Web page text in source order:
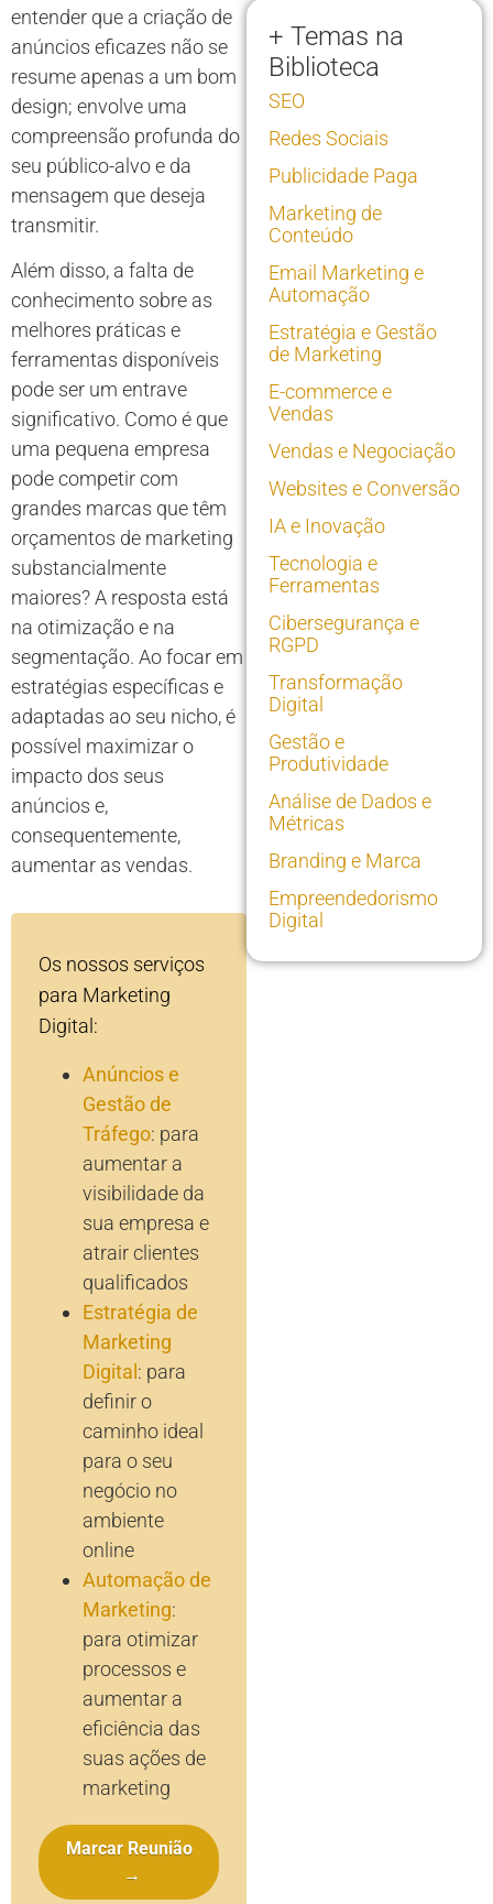
entender que a criação de
anúncios eficazes não se
resume apenas a um bom
design; envolve uma
compreensão profunda do
seu público-alvo e da
mensagem que deseja
transmitir.
Além disso, a falta de
conhecimento sobre as
melhores práticas e
ferramentas disponíveis
pode ser um entrave
significativo. Como é que
uma pequena empresa
pode competir com
grandes marcas que têm
orçamentos de marketing
substancialmente
maiores? A resposta está
na otimização e na
segmentação. Ao focar em
estratégias específicas e
adaptadas ao seu nicho, é
possível maximizar o
impacto dos seus
anúncios e,
consequentemente,
aumentar as vendas.
Os nossos serviços
para Marketing
Digital:
Anúncios e
Gestão de
Tráfego: para
aumentar a
visibilidade da
sua empresa e
atrair clientes
qualificados
Estratégia de
Marketing
Digital : para
definir o
caminho ideal
para o seu
negócio no
ambiente
online
Automação de
Marketing:
para otimizar
processos e
aumentar a
eficiência das
suas ações de
marketing
Marcar Reunião
→
+ Temas na
Biblioteca
SEO
Redes Sociais
Publicidade Paga
Marketing de
Conteúdo
Email Marketing e
Automação
Estratégia e Gestão
de Marketing
E-commerce e
Vendas
Vendas e Negociação
Websites e Conversão
IA e Inovação
Tecnologia e
Ferramentas
Cibersegurança e
RGPD
Transformação
Digital
Gestão e
Produtividade
Análise de Dados e
Métricas
Branding e Marca
Empreendedorismo
Digital